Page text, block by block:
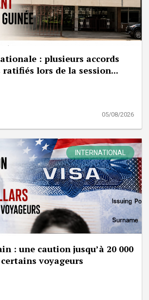
: plusieurs accords
lors de la session...
05/08/2026
INTERNATIONAL
: une caution jusqu’à 20 000
voyageurs